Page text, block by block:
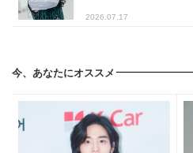
2026.07.17
今、あなたにオススメ